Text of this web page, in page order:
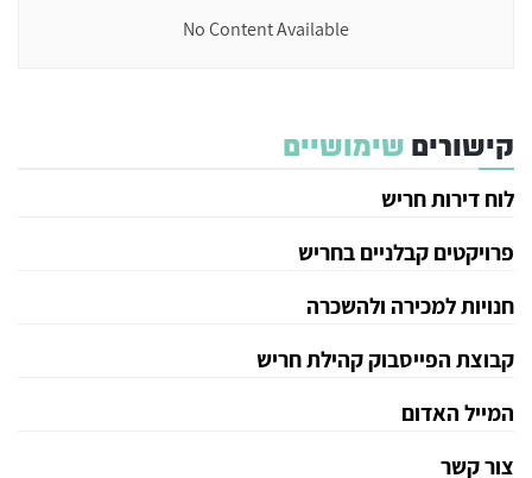
No Content Available
קישורים שימושיים
לוח דירות חריש
פרויקטים קבלניים בחריש
חנויות למכירה ולהשכרה
קבוצת הפייסבוק קהילת חריש
המייל האדום
צור קשר